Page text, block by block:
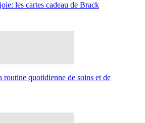
les cartes cadeau de Brack
routine quotidienne de soins et de